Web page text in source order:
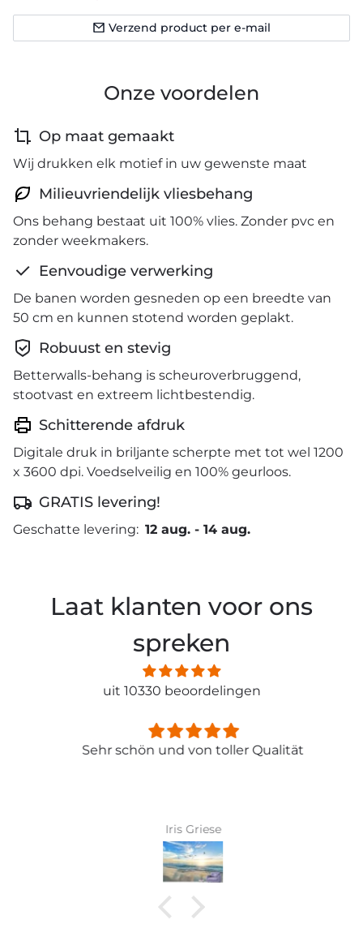
Verzend product per e-mail
Onze voordelen
Op maat gemaakt
Wij drukken elk motief in uw gewenste maat
Milieuvriendelijk vliesbehang
Ons behang bestaat uit 100% vlies. Zonder pvc en
zonder weekmakers.
Eenvoudige verwerking
De banen worden gesneden op een breedte van
50 cm en kunnen stotend worden geplakt.
Robuust en stevig
Betterwalls-behang is scheuroverbruggend,
stootvast en extreem lichtbestendig.
Schitterende afdruk
Digitale druk in briljante scherpte met tot wel 1200
x 3600 dpi. Voedselveilig en 100% geurloos.
GRATIS levering!
Geschatte levering: 12 aug. - 14 aug.
Laat klanten voor ons
spreken
uit 10330 beoordelingen
Sehr schön und von toller Qualität
Iris Griese